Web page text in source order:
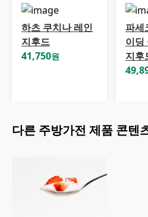
하츠 쿠치나 레인
지후드
41,750원
파세
이딩
지후
다른 주방가전 제품 콘텐